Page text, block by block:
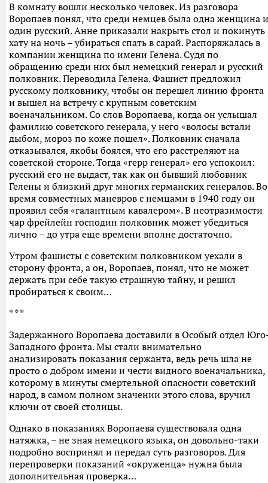
В комнату вошли несколько человек. Из разговора
Воропаев понял, что среди немцев была одна женщина и
один русский. Анне приказали накрыть стол и покинуть
хату на ночь – убираться спать в сарай. Распоряжалась в
компании женщина по имени Гелена. Судя по
обращению среди них был немецкий генерал и русский
полковник. Переводила Гелена. Фашист предложил
русскому полковнику, чтобы он перешел линию фронта
и вышел на встречу с крупным советским
военачальником. Со слов Воропаева, когда он услышал
фамилию советского генерала, у него «волосы встали
дыбом, мороз по коже пошел». Полковник сначала
отказывался, якобы боялся, что его расстреляют на
советской стороне. Тогда «герр генерал» его успокоил:
русский его не выдаст, так как он бывший любовник
Гелены и близкий друг многих германских генералов. Во
время совместных маневров с немцами в 1940 году он
проявил себя «галантным кавалером». В неотразимости
чар фрейлейн господин полковник может убедиться
лично – до утра еще времени вполне достаточно.
Утром фашисты с советским полковником уехали в
сторону фронта, а он, Воропаев, понял, что не может
держать при себе такую страшную тайну, и решил
пробираться к своим…
* * *
Задержанного Воропаева доставили в Особый отдел
Западного фронта. Мы стали внимательно
анализировать показания сержанта, ведь речь шла не
просто о добром имени и чести видного военачальника,
которому в минуты смертельной опасности советский
народ, в самом полном значении этого слова, вручил
ключи от своей столицы.
Однако в показаниях Воропаева существовала одна
натяжка, – не зная немецкого языка, он довольно-таки
подробно воспринял и передал суть разговоров. Для
перепроверки показаний «окруженца» нужна была
дополнительная проверка…